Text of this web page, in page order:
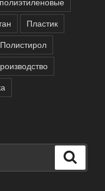
Пластик
Полистирол